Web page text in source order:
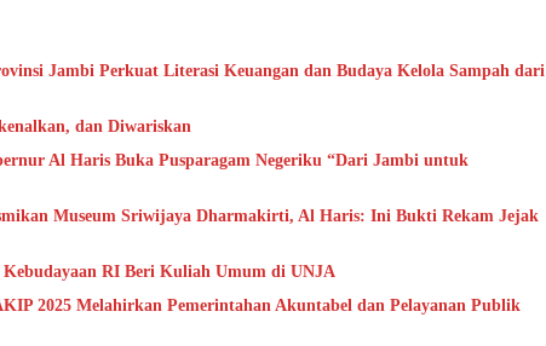
Jambi Perkuat Literasi Keuangan dan Budaya Kelola Sampah dari
dan Diwariskan
Al Haris Buka Pusparagam Negeriku “Dari Jambi untuk
Museum Sriwijaya Dharmakirti, Al Haris: Ini Bukti Rekam Jejak
RI Beri Kuliah Umum di UNJA
2025 Melahirkan Pemerintahan Akuntabel dan Pelayanan Publik